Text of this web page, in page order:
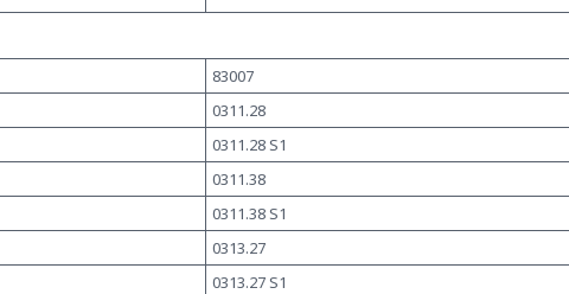
83007
0311.28
0311.28 S1
0311.38
0311.38 S1
0313.27
0313.27 S1